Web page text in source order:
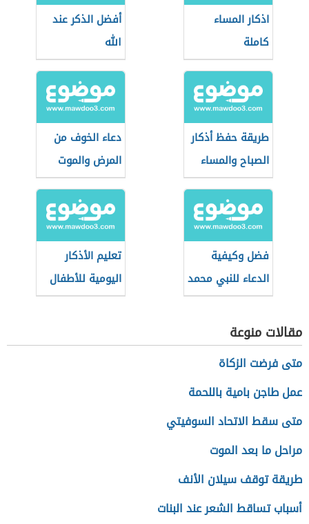
اذكار المساء
كاملة
أفضل الذكر عند
الله
طريقة حفظ أذكار
الصباح والمساء
دعاء الخوف من
المرض والموت
فضل وكيفية
الدعاء للنبي محمد
تعليم الأذكار
اليومية للأطفال
مقالات منوعة
متى فرضت الزكاة
عمل طاجن بامية باللحمة
متى سقط الاتحاد السوفيتي
مراحل ما بعد الموت
طريقة توقف سيلان الأنف
أسباب تساقط الشعر عند البنات